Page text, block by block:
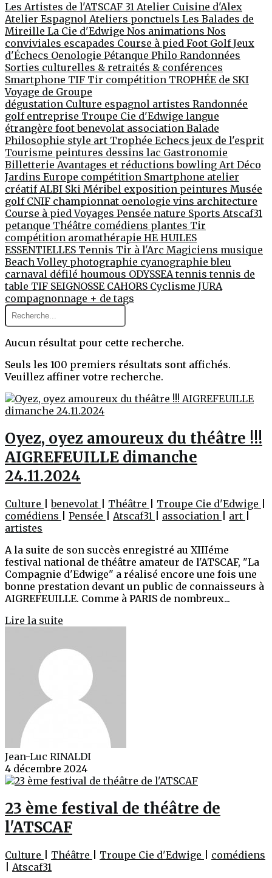
Les Artistes de l'ATSCAF 31 Atelier Cuisine d'Alex
Atelier Espagnol Ateliers ponctuels Les Balades de
Mireille La Cie d'Edwige Nos animations Nos
conviviales escapades Course à pied Foot GolfJeux
d'Échecs Oenologie Pétanque Philo Randonnées
Sorties culturelles & retraités & conférences
Smartphone TIF Tir compétition TROPHÉE de SKI
Voyage de Groupe
dégustation Culture espagnol artistes Randonnée
golf entreprise Troupe Cie d'Edwige langue
étrangère footbenevolat association Balade
Philosophie style art Trophée Echecs jeux de l'esprit
Tourisme peintures dessins lac Gastronomie
Billetterie Avantages et réductionsbowling Art Déco
Jardins Europe compétition Smartphone atelier
créatifALBI Ski Méribel exposition peintures Musée
golf CNIF championnat oenologie vins architecture
Course à piedVoyages Pensée nature Sports Atscaf31
petanque Théâtre comédiens plantes Tir
compétition aromathérapie HE HUILES
ESSENTIELLES Tennis Tir à l'Arc Magiciens musique
Beach Volley photographie cyanographiebleu
carnaval défilé houmous ODYSSEAtennistennis de
table TIF SEIGNOSSE CAHORS Cyclisme JURA
compagnonnage + de tags
Aucun résultat pour cette recherche.
Seuls les 100 premiers résultats sont affichés.
Veuillez affiner votre recherche.
Oyez, oyez amoureux du théâtre !!!
AIGREFEUILLE dimanche
24.11.2024
Culture |benevolat Théâtre Troupe Cie d'Edwige
comédiens
Pensée Atscaf31 association art
artistes
A la suite de son succès enregistré au XIIIéme
festival national de théâtre amateur de l'ATSCAF, "La
Compagnie d'Edwige" a réalisé encore une fois une
bonne prestation devant un public de connaisseurs à
AIGREFEUILLE. Comme à PARIS de nombreux...
Lire la suite
Jean-Luc RINALDI
4 décembre 2024
23 ème festival de théâtre de
l'ATSCAF
Culture Théâtre Troupe Cie d'Edwige
comédiens
Atscaf31